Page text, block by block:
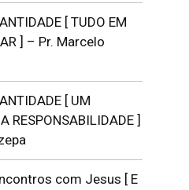
[ TUDO EM
] – Pr. Marcelo
[ UM
RESPONSABILIDADE ]
com Jesus [ E